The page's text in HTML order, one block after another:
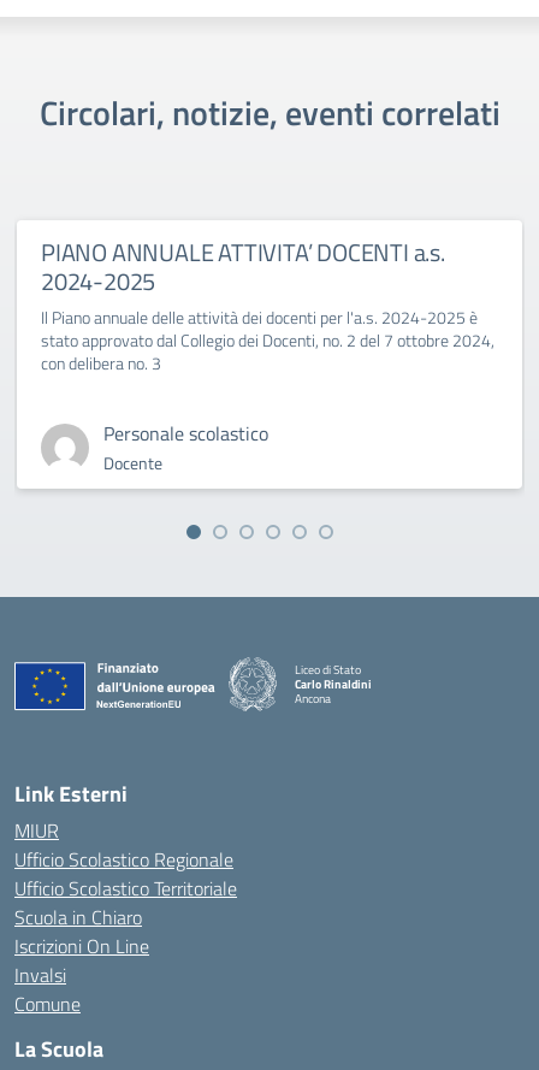
Circolari, notizie, eventi correlati
PIANO ANNUALE ATTIVITA’ DOCENTI a.s.
2024-2025
Il Piano annuale delle attività dei docenti per l'a.s. 2024-2025 è
stato approvato dal Collegio dei Docenti, no. 2 del 7 ottobre 2024,
con delibera no. 3
Personale scolastico
Docente
Liceo di Stato
Carlo Rinaldini
Ancona
Link Esterni
MIUR
Ufficio Scolastico Regionale
Ufficio Scolastico Territoriale
Scuola in Chiaro
Iscrizioni On Line
Invalsi
Comune
La Scuola